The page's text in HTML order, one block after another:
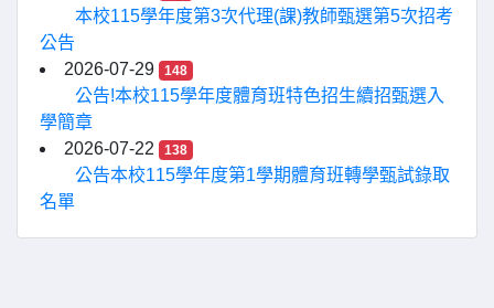
本校115學年度第3次代理(課)教師甄選第5次招考
公告
2026-07-29
148
公告!本校115學年度體育班特色招生續招甄選入
學簡章
2026-07-22
138
公告本校115學年度第1學期體育班轉學甄試錄取
名單